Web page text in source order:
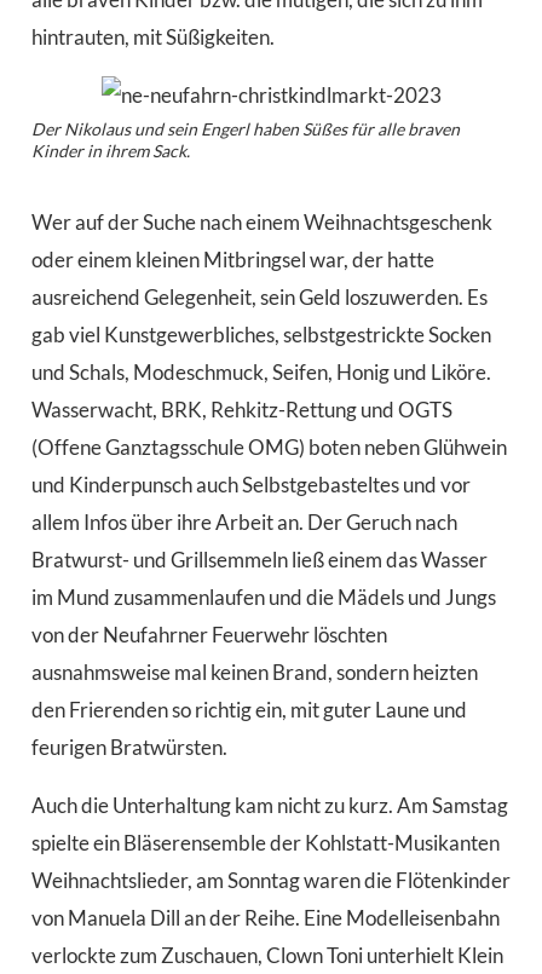
hintrauten, mit Süßigkeiten.
Der Nikolaus und sein Engerl haben Süßes für alle braven
Kinder in ihrem Sack.
Wer auf der Suche nach einem Weihnachtsgeschenk
oder einem kleinen Mitbringsel war, der hatte
ausreichend Gelegenheit, sein Geld loszuwerden. Es
gab viel Kunstgewerbliches, selbstgestrickte Socken
und Schals, Modeschmuck, Seifen, Honig und Liköre.
Wasserwacht, BRK, Rehkitz-Rettung und OGTS
(Offene Ganztagsschule OMG) boten neben Glühwein
und Kinderpunsch auch Selbstgebasteltes und vor
allem Infos über ihre Arbeit an. Der Geruch nach
Bratwurst- und Grillsemmeln ließ einem das Wasser
im Mund zusammenlaufen und die Mädels und Jungs
von der Neufahrner Feuerwehr löschten
ausnahmsweise mal keinen Brand, sondern heizten
den Frierenden so richtig ein, mit guter Laune und
feurigen Bratwürsten.
Auch die Unterhaltung kam nicht zu kurz. Am Samstag
spielte ein Bläserensemble der Kohlstatt-Musikanten
Weihnachtslieder, am Sonntag waren die Flötenkinder
von Manuela Dill an der Reihe. Eine Modelleisenbahn
verlockte zum Zuschauen, Clown Toni unterhielt Klein